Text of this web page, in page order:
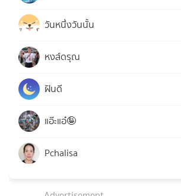
วันหนึ่งวันนั้น
หงส์ดรุณ
ฝันดี
แอ๊ะแอ๋🤪
Pchalisa